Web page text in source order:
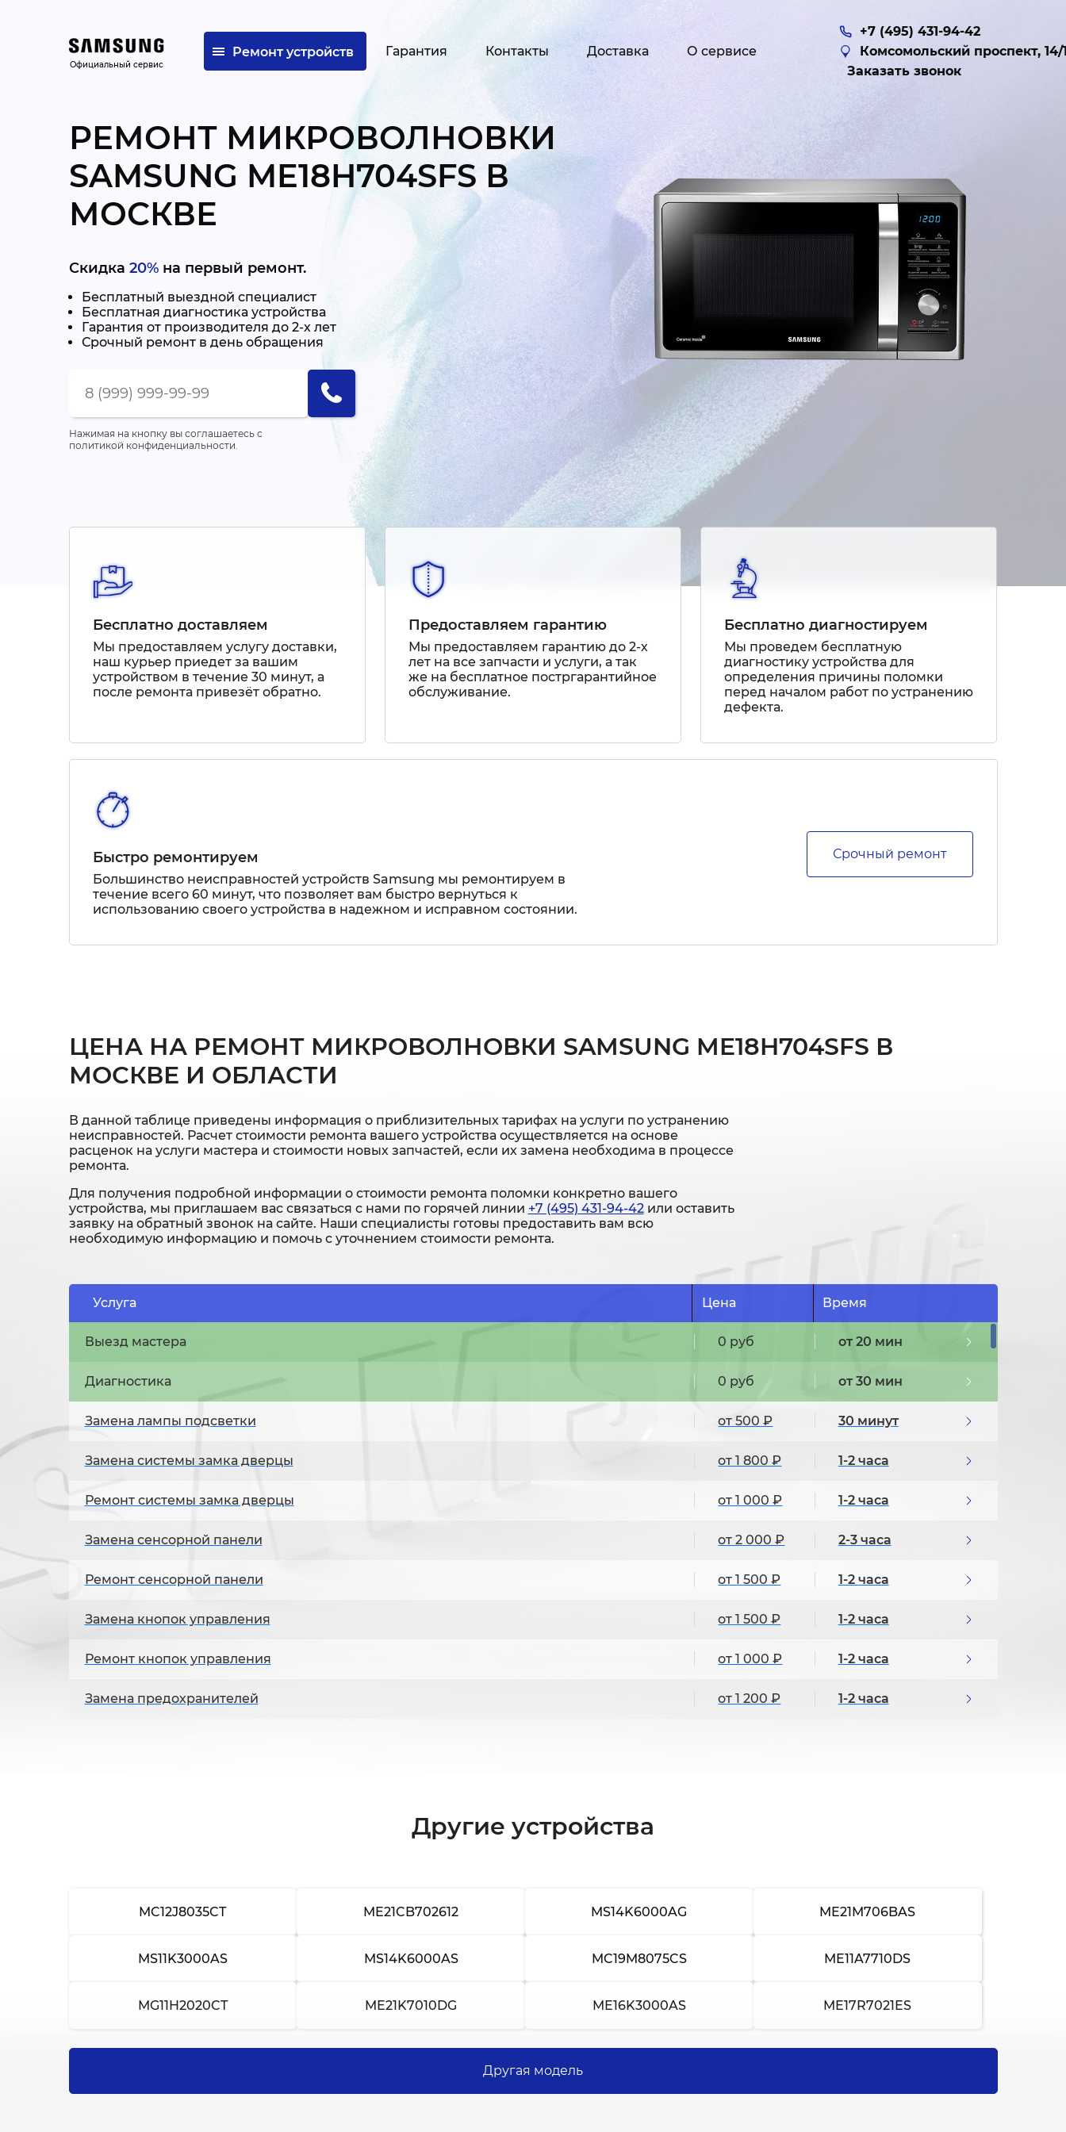
Официальный сервис
Ремонт устройств Гарантия Контакты Доставка О сервисе
+7 (495) 431-94-42
Комсомольский проспект, 14/
Заказать звонок
РЕМОНТ МИКРОВОЛНОВКИ
SAMSUNG ME18H704SFS В
МОСКВЕ
Скидка 20%на первый ремонт.
Бесплатный выездной специалист
Бесплатная диагностика устройства
Гарантия от производителя до 2-х лет
Срочный ремонт в день обращения
Нажимая на кнопку вы соглашаетесь с
политикой конфиденциальности.
Бесплатно доставляем
Мы предоставляем услугу доставки,
наш курьер приедет за вашим
устройством в течение 30 минут, а
после ремонта привезёт обратно.
Предоставляем гарантию
Мы предоставляем гарантию до 2-х
лет на все запчасти и услуги, а так
же на бесплатное постргарантийное
обслуживание.
Бесплатно диагностируем
Мы проведем бесплатную
диагностику устройства для
определения причины поломки
перед началом работ по устранению
дефекта.
Быстро ремонтируем
Большинство неисправностей устройств Samsung мы ремонтируем в
течение всего 60 минут, что позволяет вам быстро вернуться к
использованию своего устройства в надежном и исправном состоянии.
Срочный ремонт
ЦЕНА НА РЕМОНТ МИКРОВОЛНОВКИ SAMSUNG ME18H704SFS В
МОСКВЕ И ОБЛАСТИ
В данной таблице приведены информация о приблизительных тарифах на услуги по устранению
неисправностей. Расчет стоимости ремонта вашего устройства осуществляется на основе
расценок на услуги мастера и стоимости новых запчастей, если их замена необходима в процессе
ремонта.
Для получения подробной информации о стоимости ремонта поломки конкретно вашего
устройства, мы приглашаем вас связаться с нами по горячей линии +7 (495) 431-94-42или оставить
заявку на обратный звонок на сайте. Наши специалисты готовы предоставить вам всю
необходимую информацию и помочь с уточнением стоимости ремонта.
Услуга Цена Время
Выезд мастера от 20 мин
0 руб
Диагностика от 30 мин
0 руб
Замена лампы подсветки 30 минут
от 500 ₽
Замена системы замка дверцы 1-2 часа
от 1 800 ₽
Ремонт системы замка дверцы 1-2 часа
от 1 000 ₽
Замена сенсорной панели 2-3 часа
от 2 000 ₽
Ремонт сенсорной панели 1-2 часа
от 1 500 ₽
Замена кнопок управления 1-2 часа
от 1 500 ₽
Ремонт кнопок управления 1-2 часа
от 1 000 ₽
Замена предохранителей 1-2 часа
от 1 200 ₽
от 1 800 ₽
от 1 000 ₽
Замена дверцы 2-3 часа
от 2 000 ₽
Другие устройства
MC12J8035CT ME21CB702612 MS14K6000AG ME21M706BAS
MS11K3000AS MS14K6000AS MC19M8075CS ME11A7710DS
MG11H2020CT ME21K7010DG ME16K3000AS ME17R7021ES
Другая модель